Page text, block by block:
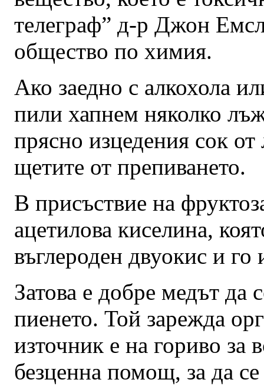
телеграф” д-р Джон
общество по химия.
Ако заедно с алкохола
пили хапнем няколко
прясно изцедения сок
щетите от препиването.
В присъствие на
ацетилова киселина,
въглероден двуокис и
Затова е добре медът да
пиенето. Той зарежда
източник е на гориво за
безценна помощ, за да